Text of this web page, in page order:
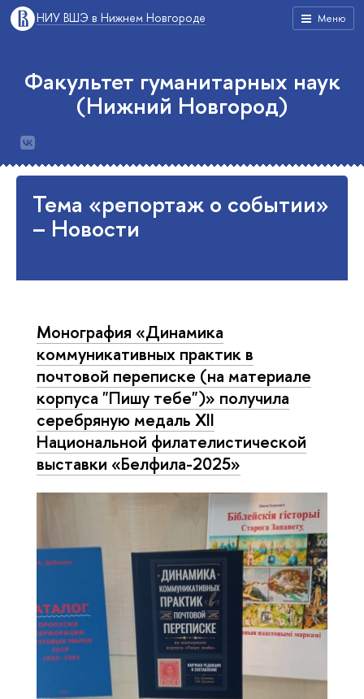
Меню
НИУ ВШЭ в Нижнем Новгороде
Факультет гуманитарных наук
(Нижний Новгород)
Тема «репортаж о событии»
– Новости
Монография «Динамика
коммуникативных практик в
почтовой переписке (на материале
корпуса "Пишу тебе")» получила
серебряную медаль XII
Национальной филателистической
выставки «Белфила-2025»